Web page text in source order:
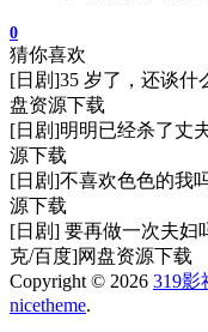
0
猜你喜欢
[日剧]35 岁了，还谈什
盘资源下载
[日剧]明明已经杀了丈
源下载
[日剧]不喜欢色色的我
源下载
[日剧] 要再做一次夫妇
克/百度]网盘资源下载
Copyright © 2026 319影
nicetheme.